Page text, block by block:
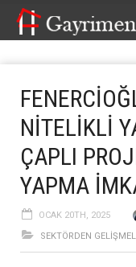
NİTELİKLİ
ÇAPLI
YAPMA
OCAK 20TH, 2025
SEKTÖRDEN